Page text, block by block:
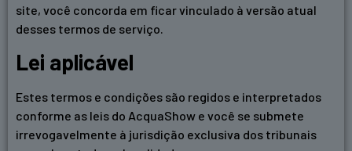
site, você concorda em ficar vinculado à versão atual
desses termos de serviço.
Lei aplicável
Estes termos e condições são regidos e interpretados
conforme as leis do AcquaShow e você se submete
irrevogavelmente à jurisdição exclusiva dos tribunais